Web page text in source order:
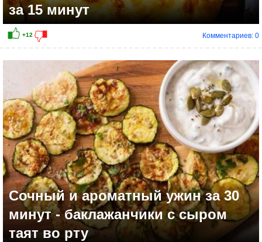
за 15 минут
Комментариев: 0
Сочный и ароматный ужин за 30
минут - баклажанчики с сыром
таят во рту